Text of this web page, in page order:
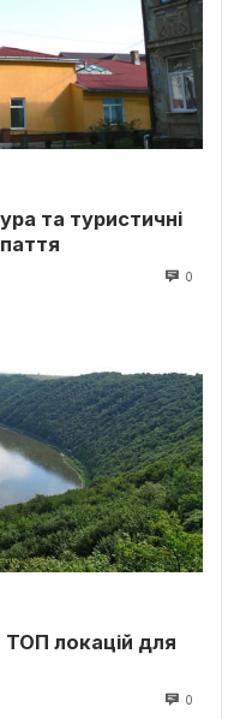
та туристичні
0
локацій для
0